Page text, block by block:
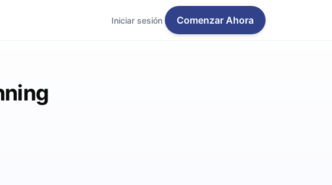
Iniciar sesión Comenzar Ahora